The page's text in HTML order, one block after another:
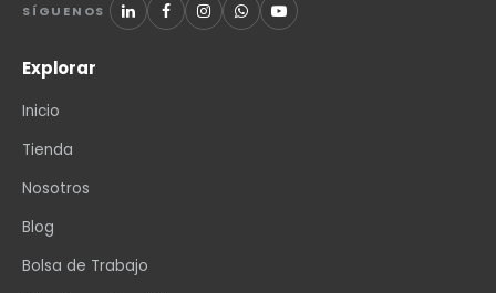
SÍGUENOS
Explorar
Inicio
Tienda
Nosotros
Blog
Bolsa de Trabajo